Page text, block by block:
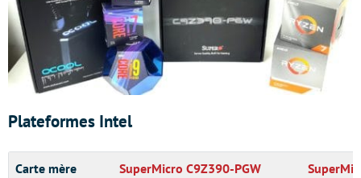
Plateformes Intel
Carte mère SuperMicro C9Z390-PGW